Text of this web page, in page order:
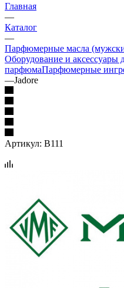
Главная
—
Каталог
—
Парфюмерные масла
Оборудование и аксессуары
парфюмаПарфюмерные
—Jadore
Артикул: B111